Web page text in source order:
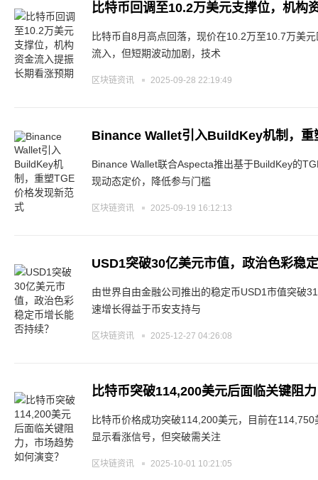
比特币回调至10.2万美元支撑位，机构
比特币自8月高点回落，现价在10.2万至10.7万美
流入，但短期波动加剧，技术
区块链资讯 2025-09-28 22:19:49
Binance Wallet引入BuildKey机制，重
Binance Wallet联合Aspecta推出基于BuildKey的
现动态定价，降低参与门槛
区块链资讯 2025-09-19 16:12:13
USD1突破30亿美元市值，政治色彩稳
由世界自由金融公司推出的稳定币USD1市值突破
速增长得益于币安支持与
区块链资讯 2025-12-27 04:26:08
比特币突破114,200美元后面临关键阻
比特币价格成功突破114,200美元，目前在
显示看涨信号，但突破需关注
区块链资讯 2025-10-01 10:21:05